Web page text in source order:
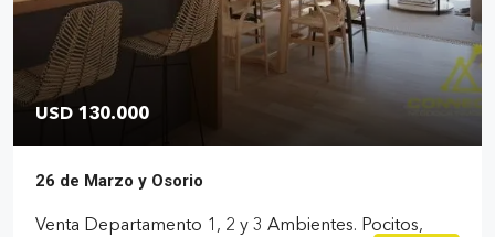
USD 130.000
26 de Marzo y Osorio
Venta Departamento 1, 2 y 3 Ambientes. Pocitos,